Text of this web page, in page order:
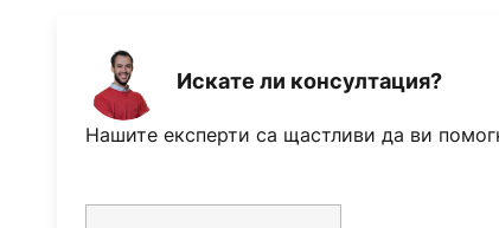
- Съвместима с ZigBee 3.0
- регулируеми нюанси на
Искате ли консултация?
Нашите експерти са щастливи да ви